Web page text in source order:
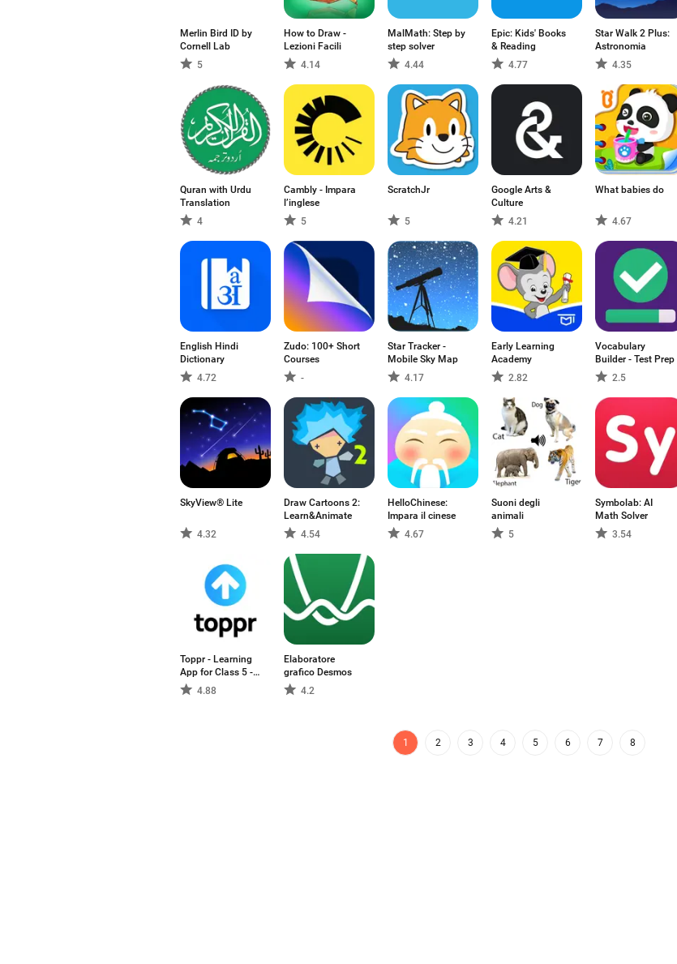
Merlin Bird ID by
Cornell Lab
5
How to Draw -
Lezioni Facili
4.14
MalMath: Step by
step solver
4.44
Epic: Kids' Books
& Reading
4.77
Star Walk 2 Plus:
Astronomia
4.35
Quran with Urdu
Translation
4
Cambly - Impara
l’inglese
5
ScratchJr
5
Google Arts &
Culture
4.21
What babies do
4.67
English Hindi
Dictionary
4.72
Zudo: 100+ Short
Courses
-
Star Tracker -
Mobile Sky Map
4.17
Early Learning
Academy
2.82
Vocabulary
Builder - Test Prep
2.5
SkyView® Lite
4.32
Draw Cartoons 2:
Learn&Animate
4.54
HelloChinese:
Impara il cinese
4.67
Suoni degli
animali
5
Symbolab: AI
Math Solver
3.54
Toppr - Learning
App for Class 5 -
12 4.88
Elaboratore
grafico Desmos
4.2
1 2 3 4 5 6 7 8